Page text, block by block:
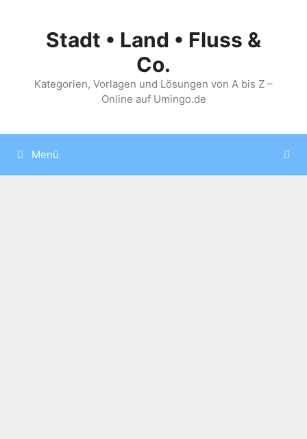
springenStadt • Land • Fluss &
Co.
Kategorien, Vorlagen und Lösungen von A bis Z –
Online auf Umingo.de
Menü